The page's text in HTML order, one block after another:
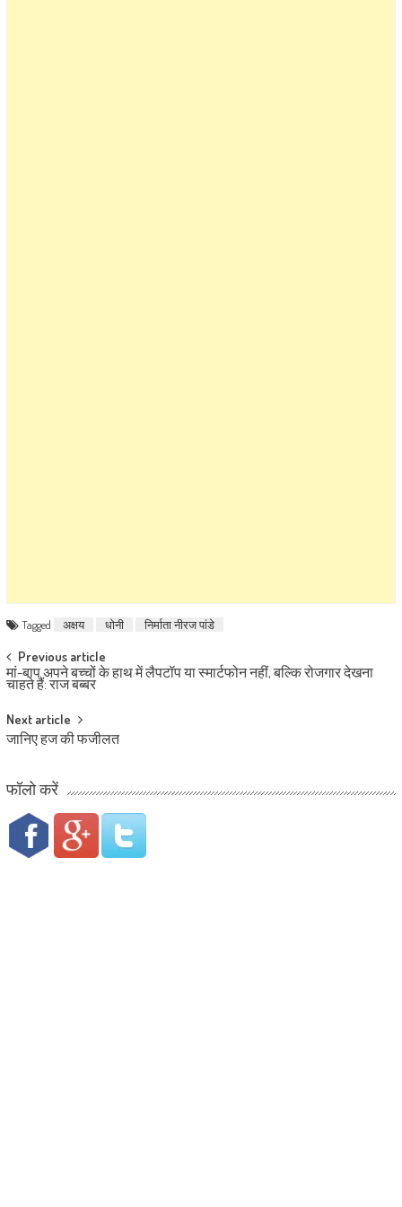
Tagged अक्षय धोनी निर्माता नीरज पांडे
Post navigation
Previous article
मां-बाप अपने बच्चों के हाथ में लैपटॉप या स्मार्टफोन नहीं, बल्कि रोजगार देखना
चाहते हैं: राज बब्बर
Next article
जानिए हज की फजीलत
फॉलो करें